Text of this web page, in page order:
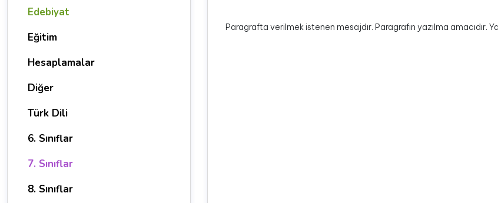
Edebiyat
Eğitim
Hesaplamalar
Diğer
Türk Dili
6. Sınıflar
7. Sınıflar
8. Sınıflar
Paragrafta verilmek istenen mesajdır. Paragrafın yazılma amacıdır.